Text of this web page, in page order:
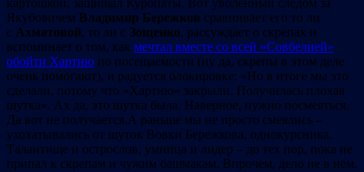
картошкой, защищал Куропаты. Вот уволенный следом за
Якубовичем Владимир Бережков сравнивает его то ли
с Ахматовой, то ли с Зощенко, рассуждает о скрепах и
вспоминает о том, как мечтал вместе со всей «Совбелией»
обойти Хартию по посещаемости (ну да, скрепы в этом деле
очень помогают), и радуется блокировке: «Но в итоге мы это
сделали, потому что «Хартию» закрыли. Получилась плохая
шутка». Ах да, это шутка была. Наверное, нужно посмеяться.
Да вот не получается.А раньше мы не просто смеялись –
ухохатывались от шуток Вовки Бережкова, однокурсника.
Талантище и острослов, умница и лидер – до тех пор, пока не
припал к скрепам и чужим башмакам. Впрочем, дело не в нем.